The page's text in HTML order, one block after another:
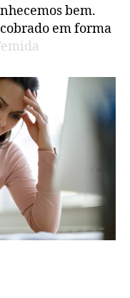
bem.
em forma